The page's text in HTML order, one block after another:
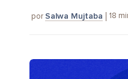
por Salwa Mujtaba 18